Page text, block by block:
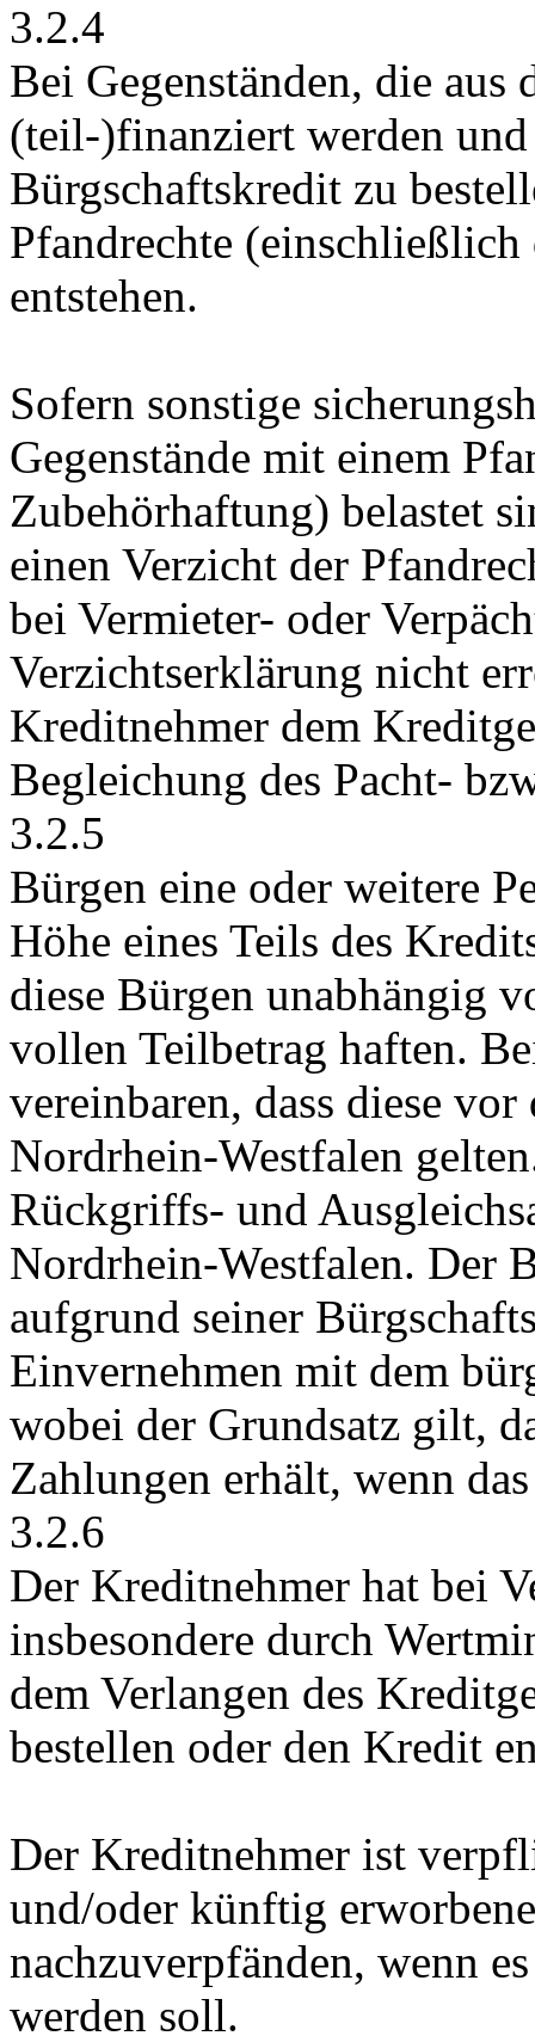
3.2.4
Bei Gegenständen, die
(teil-)finanziert werden
Bürgschaftskredit zu
Pfandrechte
entstehen.
Sofern sonstige
Gegenstände mit einem
Zubehörhaftung) belastet
einen Verzicht der
bei Vermieter- oder
Verzichtserklärung nicht
Kreditnehmer dem
Begleichung des Pacht-
3.2.5
Bürgen eine oder weitere
Höhe eines Teils des
diese Bürgen unabhängig
vollen Teilbetrag haften.
vereinbaren, dass diese
Nordrhein-Westfalen
Rückgriffs- und
Nordrhein-Westfalen. Der
aufgrund seiner
Einvernehmen mit dem
wobei der Grundsatz gilt,
Zahlungen erhält, wenn
3.2.6
Der Kreditnehmer hat bei
insbesondere durch
dem Verlangen des
bestellen oder den Kredit
Der Kreditnehmer ist
und/oder künftig
nachzuverpfänden, wenn
werden soll.